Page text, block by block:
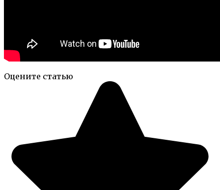
Оцените статью